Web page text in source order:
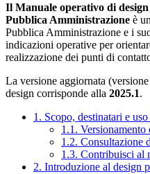
Il Manuale operativo di
Pubblica Amministrazione è
Pubblica Amministrazione e i
indicazioni operative per
realizzazione dei punti di
La versione aggiornata
design corrisponde alla 2025.1.
1. Scopo, destinatari e
1.1. Versionamento
1.2. Consultazione
1.3. Contribuisci al
2. Introduzione al design